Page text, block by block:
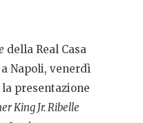
della Real Casa
Napoli, venerdì
presentazione
King Jr. Ribelle